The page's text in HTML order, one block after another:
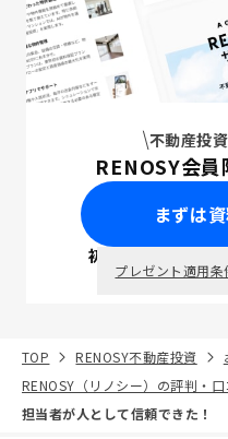
不動産投
RENOSY会員
まずは
初回面談で
プレゼント適用条
TOP RENOSY不動産投資
RENOSY（リノシー）の評判・口
担当者が人として信頼できた！